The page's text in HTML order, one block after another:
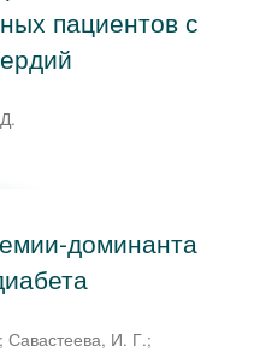
пациентов с
доминанта
; Савастеева, И. Г.;